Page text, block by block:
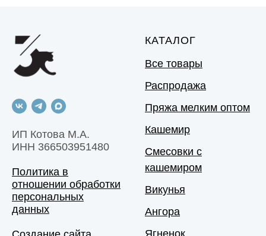
ИП Котова М.А.
ИНН 366503951480
Политика в
отношении обработки
персональных
данных
КАТАЛОГ
Все товары
Распродажа
Пряжа мелким оптом
Кашемир
Смесовки с
кашемиром
Викунья
Ангора
Ягненок